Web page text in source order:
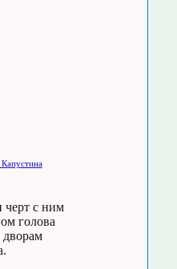
с ним
голова
дворам